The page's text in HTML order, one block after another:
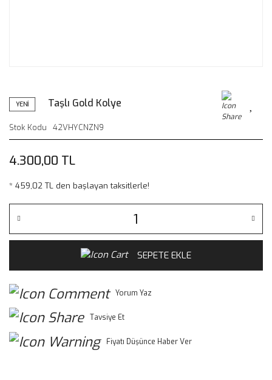
YENİ Taşlı Gold Kolye
Stok Kodu 42VHYCNZN9
4.300,00 TL
* 459,02 TL den başlayan taksitlerle!
SEPETE EKLE
Yorum Yaz
Tavsiye Et
Fiyatı Düşünce Haber Ver